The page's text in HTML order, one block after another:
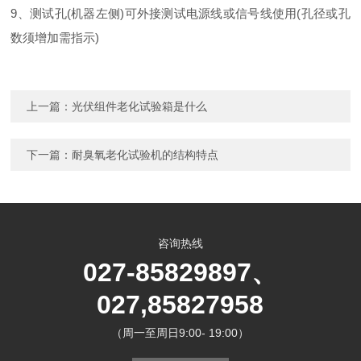
9、测试孔(机器左侧)可外接测试电源线或信号线使用(孔径或孔
数须增加需指示)
上一篇：光伏组件老化试验箱是什么
下一篇： 耐臭氧老化试验机的结构特点
咨询热线
027-85829897、
027,85827958
（周一至周日9:00- 19:00）